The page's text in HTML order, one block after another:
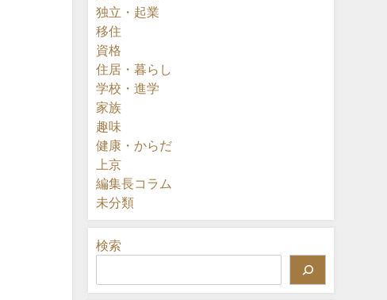
独立・起業
移住
資格
住居・暮らし
学校・進学
家族
趣味
健康・からだ
上京
編集長コラム
未分類
検索